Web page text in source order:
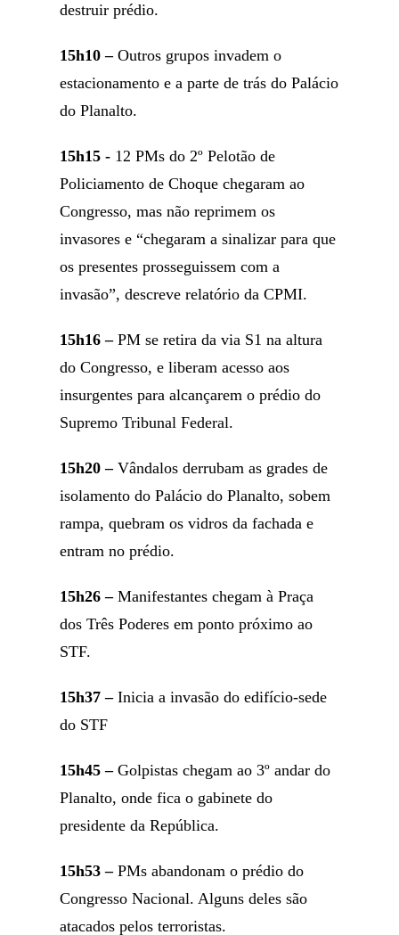
destruir prédio.
15h10 –Outros grupos invadem o
estacionamento e a parte de trás do Palácio
do Planalto.
15h15 - 12 PMs do 2º Pelotão de
Policiamento de Choque chegaram ao
Congresso, mas não reprimem os
invasores e “chegaram a sinalizar para que
os presentes prosseguissem com a
invasão”, descreve relatório da CPMI.
15h16 –PM se retira da via S1 na altura
do Congresso, e liberam acesso aos
insurgentes para alcançarem o prédio do
Supremo Tribunal Federal.
15h20 –Vândalos derrubam as grades de
isolamento do Palácio do Planalto, sobem
rampa, quebram os vidros da fachada e
entram no prédio.
15h26 –Manifestantes chegam à Praça
dos Três Poderes em ponto próximo ao
STF.
15h37 –Inicia a invasão do edifício-sede
do STF
15h45 –Golpistas chegam ao 3º andar do
Planalto, onde fica o gabinete do
presidente da República.
15h53 –PMs abandonam o prédio do
Congresso Nacional. Alguns deles são
atacados pelos terroristas.